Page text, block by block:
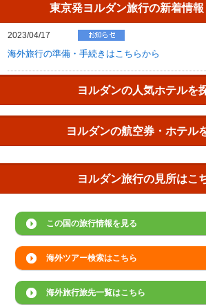
東京発ヨルダン旅行の新着情
2023/04/17
海外旅行の準備・手続きはこちらから
ヨルダンの人気ホテルを
ヨルダンの航空券・ホテル
ヨルダン旅行の見所はこ
この国の旅行情報を見る
海外ツアー検索はこちら
海外旅行旅先一覧はこちら